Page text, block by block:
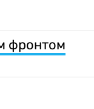
фронтом